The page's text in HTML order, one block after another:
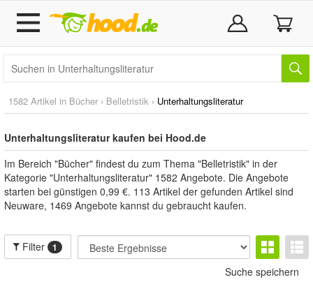
1582 Artikel in Bücher › Belletristik › Unterhaltungsliteratur
Unterhaltungsliteratur kaufen bei Hood.de
Im Bereich "Bücher" findest du zum Thema "Belletristik" in der
Kategorie "Unterhaltungsliteratur" 1582 Angebote. Die Angebote
starten bei günstigen 0,99 €. 113 Artikel der gefunden Artikel sind
Neuware, 1469 Angebote kannst du gebraucht kaufen.
Filter 1
Suche speichern